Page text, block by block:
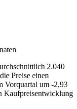
2.040
Preise einen
Vorquartal um -2,93
Kaufpreisentwicklung